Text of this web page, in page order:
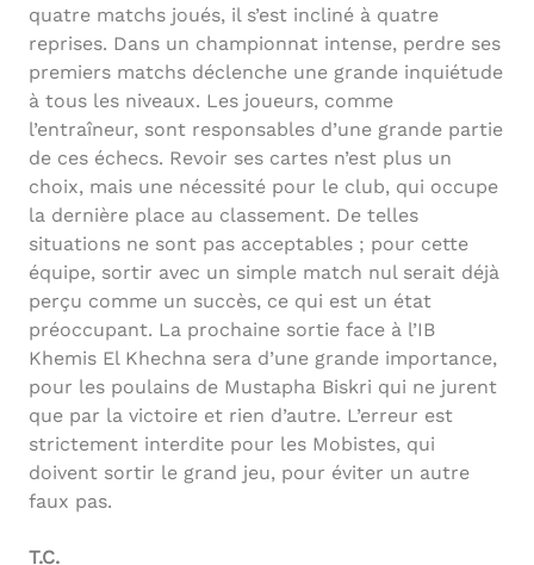
quatre matchs joués, il s’est incliné à quatre
reprises. Dans un championnat intense, perdre ses
premiers matchs déclenche une grande inquiétude
à tous les niveaux. Les joueurs, comme
l’entraîneur, sont responsables d’une grande partie
de ces échecs. Revoir ses cartes n’est plus un
choix, mais une nécessité pour le club, qui occupe
la dernière place au classement. De telles
situations ne sont pas acceptables ; pour cette
équipe, sortir avec un simple match nul serait déjà
perçu comme un succès, ce qui est un état
préoccupant. La prochaine sortie face à l’IB
Khemis El Khechna sera d’une grande importance,
pour les poulains de Mustapha Biskri qui ne jurent
que par la victoire et rien d’autre. L’erreur est
strictement interdite pour les Mobistes, qui
doivent sortir le grand jeu, pour éviter un autre
faux pas.
T.C.